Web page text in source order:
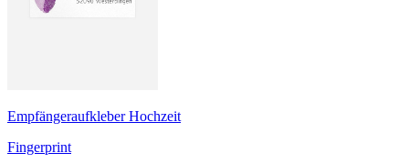
Empfängeraufkleber Hochzeit
Fingerprint